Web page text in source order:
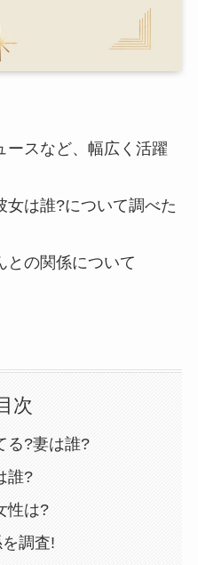
ースなど、幅広く活躍
女は誰?について調べた
との関係について
次
る?妻は誰?
誰?
性は?
調査!